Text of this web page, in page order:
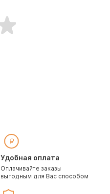
Удобная оплата
Оплачивайте заказы
выгодным для Вас способом